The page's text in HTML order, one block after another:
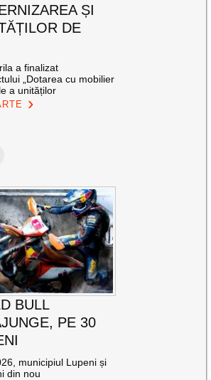
ȘI
DE
a finalizat
„Dotarea cu mobilier
a unităților
BULL
PE 30
municipiul Lupeni și
din nou